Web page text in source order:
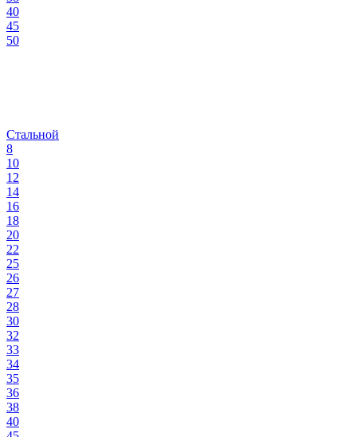
40
45
50
Стальной
8
10
12
14
16
18
20
22
25
26
27
28
30
32
33
34
35
36
38
40